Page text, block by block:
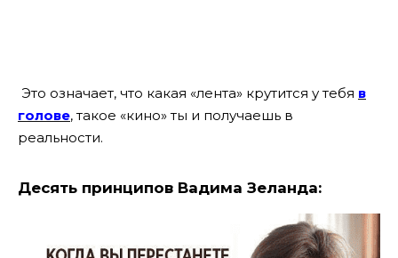
Это означает, что какая «лента» крутится у тебя в
голове, такое «кино» ты и получаешь в
реальности.
Десять принципов Вадима Зеланда: